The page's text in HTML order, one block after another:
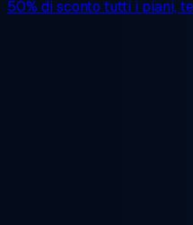
50% di sconto tutti i piani,